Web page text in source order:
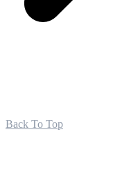
Back To Top